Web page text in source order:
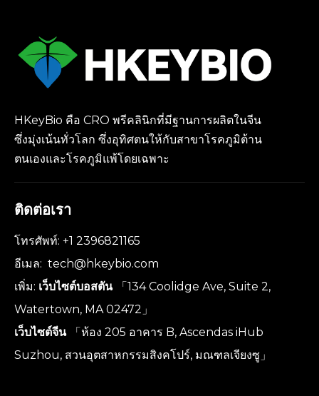
HKeyBio คือ CRO พรีคลินิกที่มีฐานการผลิตในจีน
ซึ่งมุ่งเน้นทั่วโลก ซึ่งอุทิศตนให้กับสาขาโรคภูมิต้าน
ตนเองและโรคภูมิแพ้โดยเฉพาะ
ติดต่อเรา
โทรศัพท์: +1 2396821165
อีเมล: tech@hkeybio.com
เพิ่ม: เว็บไซต์บอสตัน
「134 Coolidge Ave, Suite 2,
Watertown, MA 02472」
เว็บไซต์จีน
「ห้อง 205 อาคาร B, Ascendas iHub
Suzhou, สวนอุตสาหกรรมสิงคโปร์, มณฑลเจียงซู」